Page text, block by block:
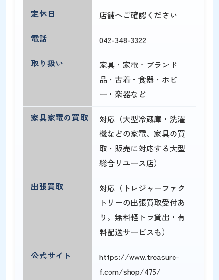
定休日
店舗へご確認ください
電話
042-348-3322
取り扱い
家具・家電・ブランド
品・古着・食器・ホビ
ー・楽器など
家具家電の買取
対応（大型冷蔵庫・洗濯
機などの家電、家具の買
取・販売に対応する大型
総合リユース店）
出張買取
対応（トレジャーファク
トリーの出張買取受付あ
り。無料軽トラ貸出・有
料配送サービスも）
公式サイト
https://www.treasure-
f.com/shop/475/